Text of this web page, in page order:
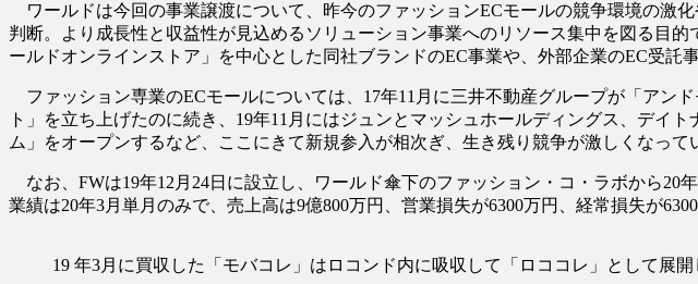
ワールドは今回の事業譲渡について、昨今のファッションECモールの競争環境の激
判断。より成長性と収益性が見込めるソリューション事業へのリソース集中を図る目
ールドオンラインストア」を中心とした同社ブランドのEC事業や、外部企業のEC受託
ファッション専業のECモールについては、17年11月に三井不動産グループが「アン
ト」を立ち上げたのに続き、19年11月にはジュンとマッシュホールディングス、デイ
ム」をオープンするなど、ここにきて新規参入が相次ぎ、生き残り競争が激しくなって
なお、FWは19年12月24日に設立し、ワールド傘下のファッション・コ・ラボから
業績は20年3月単月のみで、売上高は9億800万円、営業損失が6300万円、経常損失が
19 年3月に買収した「モバコレ」はロコンド内に吸収して「ロココレ」として展開